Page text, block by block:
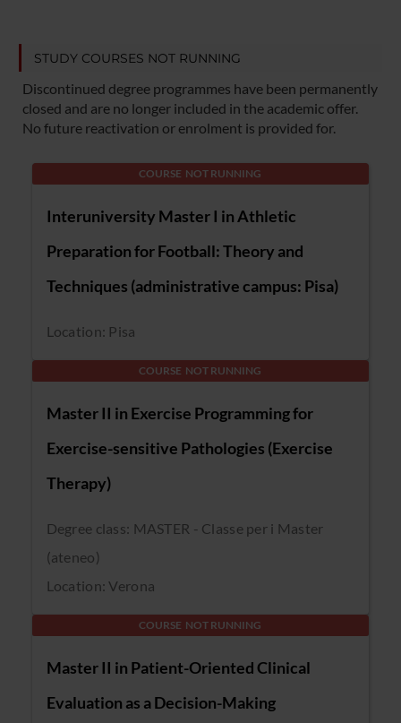
STUDY COURSES NOT RUNNING
Discontinued degree programmes have been permanently
closed and are no longer included in the academic offer.
No future reactivation or enrolment is provided for.
COURSE NOT RUNNING
Interuniversity Master I in Athletic
Preparation for Football: Theory and
Techniques (administrative campus: Pisa)
Location: Pisa
COURSE NOT RUNNING
Master II in Exercise Programming for
Exercise-sensitive Pathologies (Exercise
Therapy)
Degree class: MASTER - Classe per i Master
(ateneo)
Location: Verona
COURSE NOT RUNNING
Master II in Patient-Oriented Clinical
Evaluation as a Decision-Making